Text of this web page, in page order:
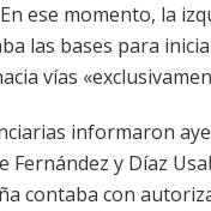
ese momento, la
las bases para
vías
informaron
Fernández y Díaz
contaba con